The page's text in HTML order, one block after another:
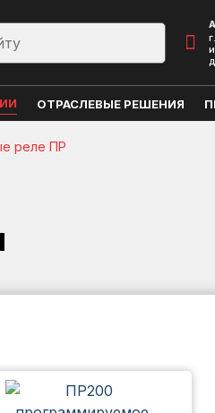
ОТРАСЛЕВЫЕ РЕШЕНИЯ
реле ПР